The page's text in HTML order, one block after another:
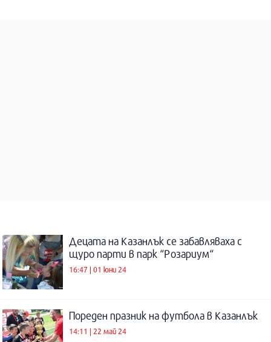
Децата на Казанлък се забавляваха с
щуро парти в парк “Розариум“
16:47 | 01 юни 24
Пореден празник на футбола в Казанлък
14:11 | 22 май 24